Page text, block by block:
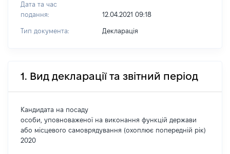
Дата та час
подання:
12.04.2021 09:18
Тип документа: Декларація
1. Вид декларації та звітний період
Кандидата на посаду
особи, уповноваженої на виконання функцій держави
або місцевого самоврядування (охоплює попередній рік)
2020